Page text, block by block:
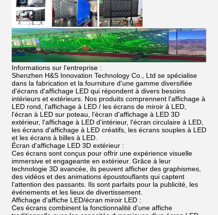
Informations sur l'entreprise :
Shenzhen H&S Innovation Technology Co., Ltd se spécialise
dans la fabrication et la fourniture d'une gamme diversifiée
d'écrans d'affichage LED qui répondent à divers besoins
intérieurs et extérieurs. Nos produits comprennent l'affichage à
LED rond, l'affichage à LED / les écrans de miroir à LED,
l'écran à LED sur poteau, l'écran d'affichage à LED 3D
extérieur, l'affichage à LED d'intérieur, l'écran circulaire à LED,
les écrans d'affichage à LED créatifs, les écrans souples à LED
et les écrans à billes à LED.
Écran d'affichage LED 3D extérieur :
Ces écrans sont conçus pour offrir une expérience visuelle
immersive et engageante en extérieur. Grâce à leur
technologie 3D avancée, ils peuvent afficher des graphismes,
des vidéos et des animations époustouflants qui captent
l’attention des passants. Ils sont parfaits pour la publicité, les
événements et les lieux de divertissement.
Affichage d'affiche LED/écran miroir LED :
Ces écrans combinent la fonctionnalité d'une affiche